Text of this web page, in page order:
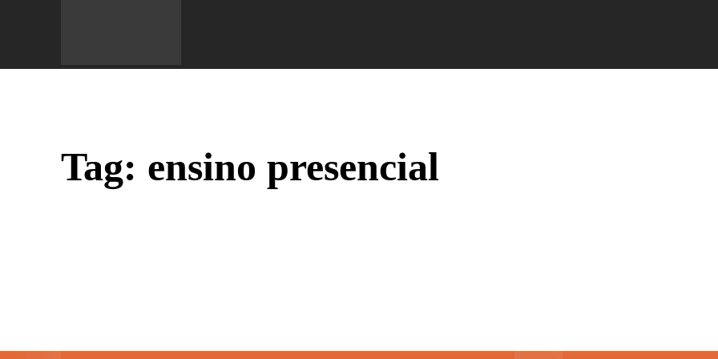
Tag: ensino presencial